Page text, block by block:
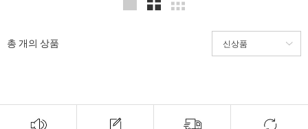
총 개의 상품